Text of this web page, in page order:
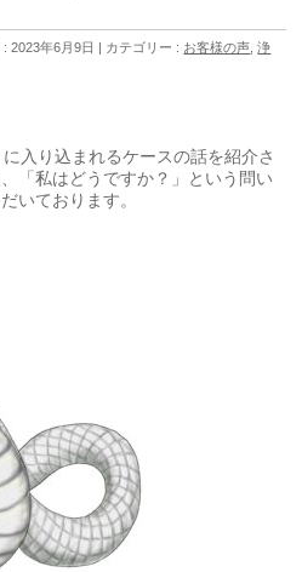
2023年6月9日 カテゴリー : お客様の声 ,浄
入り込まれるケースの話を紹介さ
「私はどうですか？」という問い
いております。